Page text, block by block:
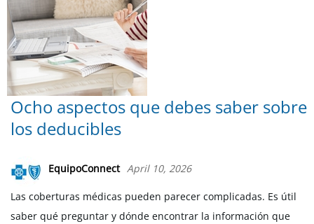
Ocho aspectos que debes saber sobre
los deducibles
EquipoConnect April 10, 2026
Las coberturas médicas pueden parecer complicadas. Es útil
saber qué preguntar y dónde encontrar la información que